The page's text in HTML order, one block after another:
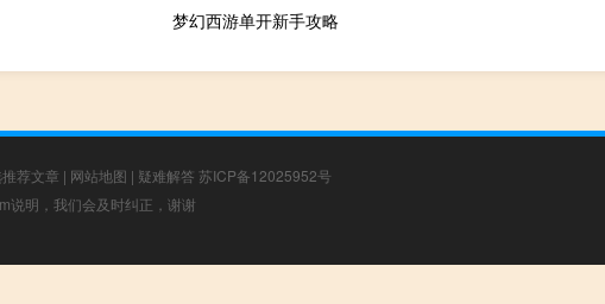
梦幻西游单开新手攻略
荐文章 | 网站地图 | 疑难解答 苏ICP备12025952号
说明，我们会及时纠正，谢谢